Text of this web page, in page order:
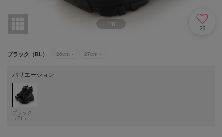
1/6
28
ブラック（BL） 26cm × 27cm ×
バリエーション
ブラック
（BL）